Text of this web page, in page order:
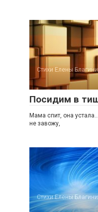
Стихи Елены
Посидим в
Мама спит, она
не завожу,
Стихи Елены